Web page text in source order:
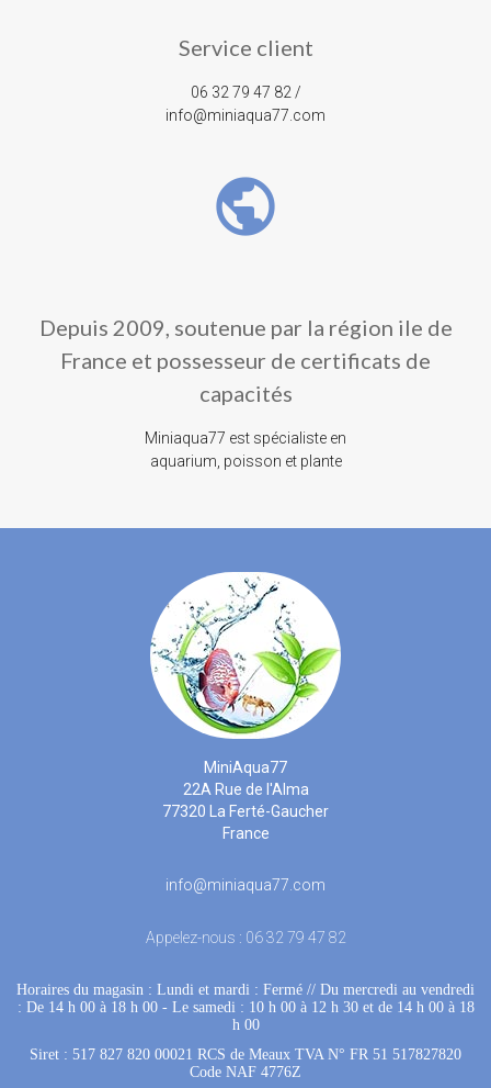
Service client
06 32 79 47 82 /
info@miniaqua77.com
public
Depuis 2009, soutenue par la région ile de
France et possesseur de certificats de
capacités
Miniaqua77 est spécialiste en
aquarium, poisson et plante
MiniAqua77
22A Rue de l'Alma
77320 La Ferté-Gaucher
France
info@miniaqua77.com
Appelez-nous : 06 32 79 47 82
Horaires du magasin : Lundi et mardi : Fermé // Du mercredi au vendredi
: De 14 h 00 à 18 h 00 - Le samedi : 10 h 00 à 12 h 30 et de 14 h 00 à 18
h 00
Siret : 517 827 820 00021 RCS de Meaux TVA N° FR 51 517827820
Code NAF 4776Z